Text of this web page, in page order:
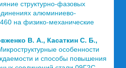
структурно-фазовых
алюминиево-
на физико-механические
В. А., Касаткин С. Б.,
особенности
и способы повышения